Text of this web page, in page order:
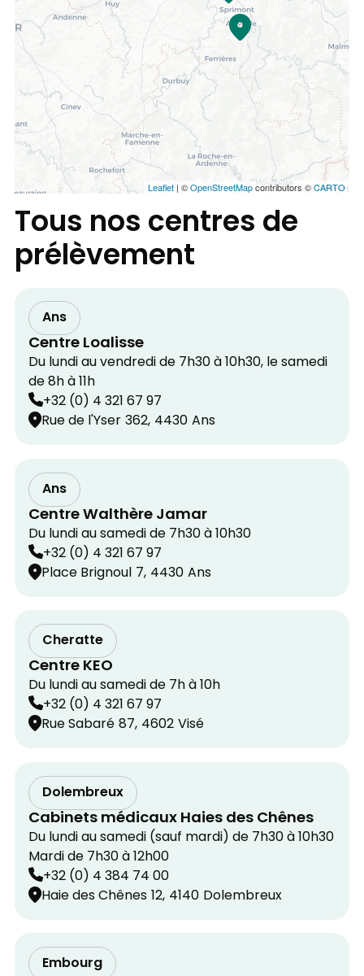
Leaflet| ©OpenStreetMapcontributors ©CARTO
Tous nos centres de
prélèvement
Ans
Centre Loalisse
Du lundi au vendredi de 7h30 à 10h30, le samedi
de 8h à 11h
+32 (0) 4 321 67 97
Rue de l'Yser 362, 4430 Ans
Ans
Centre Walthère Jamar
Du lundi au samedi de 7h30 à 10h30
+32 (0) 4 321 67 97
Place Brignoul 7, 4430 Ans
Cheratte
Centre KEO
Du lundi au samedi de 7h à 10h
+32 (0) 4 321 67 97
Rue Sabaré 87, 4602 Visé
Dolembreux
Cabinets médicaux Haies des Chênes
Du lundi au samedi (sauf mardi) de 7h30 à 10h30
Mardi de 7h30 à 12h00
+32 (0) 4 384 74 00
Haie des Chênes 12, 4140 Dolembreux
Embourg